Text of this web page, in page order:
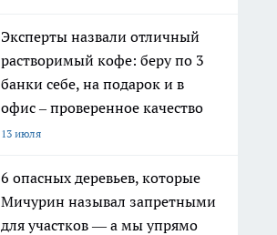
Эксперты назвали отличный
растворимый кофе: беру по 3
банки себе, на подарок и в
офис – проверенное качество
13 июля
6 опасных деревьев, которые
Мичурин называл запретными
для участков — а мы упрямо